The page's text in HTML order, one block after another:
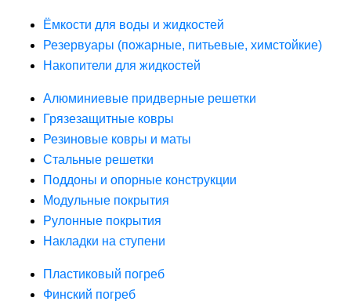
Ёмкости для воды и жидкостей
Резервуары (пожарные, питьевые, химстойкие)
Накопители для жидкостей
Алюминиевые придверные решетки
Грязезащитные ковры
Резиновые ковры и маты
Стальные решетки
Поддоны и опорные конструкции
Модульные покрытия
Рулонные покрытия
Накладки на ступени
Пластиковый погреб
Финский погреб